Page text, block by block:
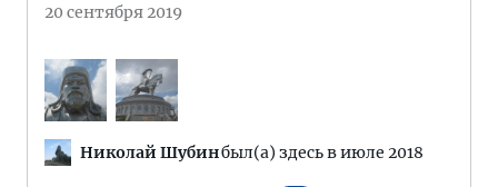
20 сентября 2019
Николай Шубинбыл(а) здесь в июле 2018